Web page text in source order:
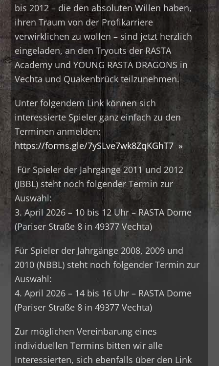
bis 2012 – die den absoluten Willen haben,
ihren Traum von der Profikarriere
verwirklichen zu wollen – sind jetzt herzlich
eingeladen, an den Tryouts der RASTA
Academy und YOUNG RASTA DRAGONS in
Vechta und Quakenbrück teilzunehmen.
Unter folgendem Link können sich
interessierte Spieler ganz einfach zu den
Terminen anmelden:
https://forms.gle/7ySLve7wk8ZqKGhT7
Für Spieler der Jahrgänge 2011 und 2012
(JBBL) steht noch folgender Termin zur
Auswahl:
3. April 2026 – 10 bis 12 Uhr – RASTA Dome
(Pariser Straße 8 in 49377 Vechta)
Für Spieler der Jahrgänge 2008, 2009 und
2010 (NBBL) steht noch folgender Termin zur
Auswahl:
4. April 2026 – 14 bis 16 Uhr – RASTA Dome
(Pariser Straße 8 in 49377 Vechta)
Zur möglichen Vereinbarung eines
individuellen Termins bitten wir alle
Interessierten, sich ebenfalls über den Link